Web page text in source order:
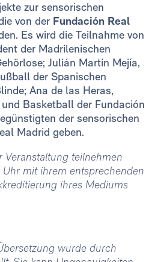
zur sensorischen
von der Fundación Real
Es wird die Teilnahme von
der Madrilenischen
Julián Martín Mejía,
der Spanischen
Ana de las Heras,
Basketball der Fundación
der sensorischen
Madrid geben.
Veranstaltung teilnehmen
Uhr mit ihrem entsprechenden
ihres Mediums
wurde durch